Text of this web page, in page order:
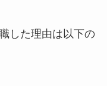
した理由は以下の